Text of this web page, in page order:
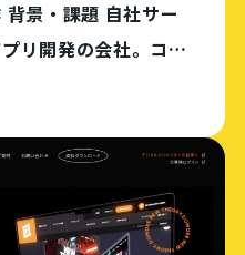
景・課題 自社サー
リ開発の会社。コー
とし込み提案 Word